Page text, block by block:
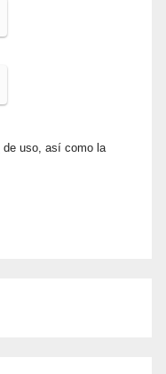
de uso, así como la